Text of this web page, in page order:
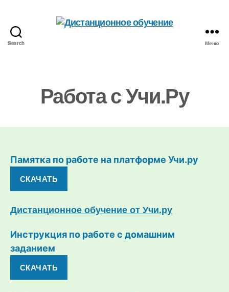
Search Меню
Работа с Учи.Ру
Памятка по работе на платформе Учи.ру
СКАЧАТЬ
Дистанционное обучение от Учи.ру
Инструкция по работе с домашним
заданием
СКАЧАТЬ